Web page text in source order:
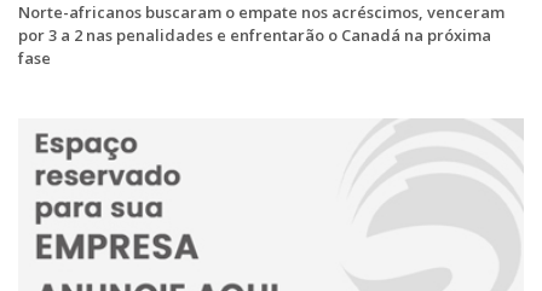
Norte-africanos buscaram o empate nos acréscimos, venceram
por 3 a 2 nas penalidades e enfrentarão o Canadá na próxima
fase